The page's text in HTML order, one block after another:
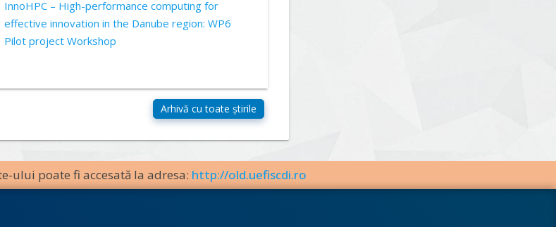
InnoHPC – High-performance computing for
effective innovation in the Danube region: WP6
Pilot project Workshop
ului poate fi accesată la adresa: http://old.uefiscdi.ro